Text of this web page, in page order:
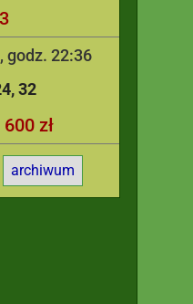
godz. 22:36
32
600 zł
archiwum